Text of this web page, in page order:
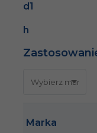
d1
h
Marka